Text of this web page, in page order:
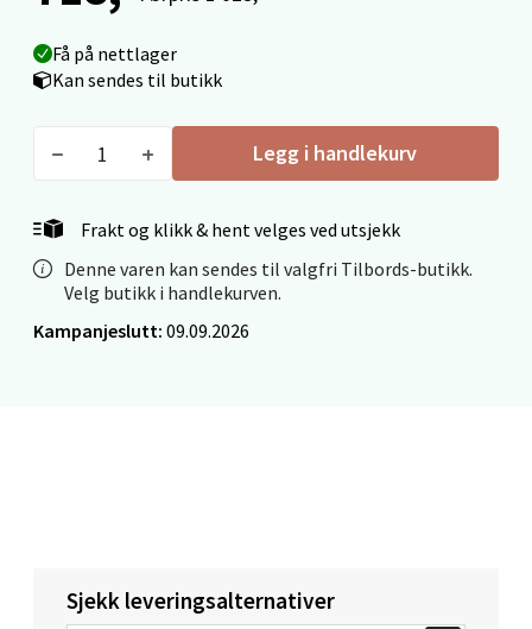
Få på nettlager
Kan sendes til butikk
Legg i handlekurv
Frakt og klikk & hent velges ved utsjekk
Denne varen kan sendes til valgfri Tilbords-butikk.
Velg butikk i handlekurven.
Kampanjeslutt: 09.09.2026
Sjekk leveringsalternativer
Fridtjof Nansensgate 22, 8622 Mo i Rana
Åpent i dag 09-19
Velg
Ålesund - Thon Senter Moa
Langelandsvegen 25, 6010 Ålesund
Molde - Moldetorget